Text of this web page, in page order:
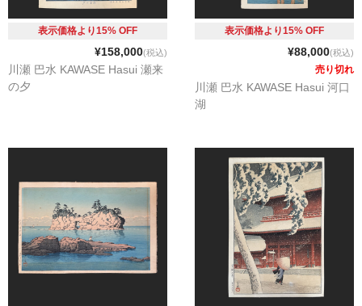
表示価格より15% OFF
¥158,000(税込)
川瀬 巴水 KAWASE Hasui 瀬来
の夕
表示価格より15% OFF
¥88,000(税込)
売り切れ
川瀬 巴水 KAWASE Hasui 河口
湖